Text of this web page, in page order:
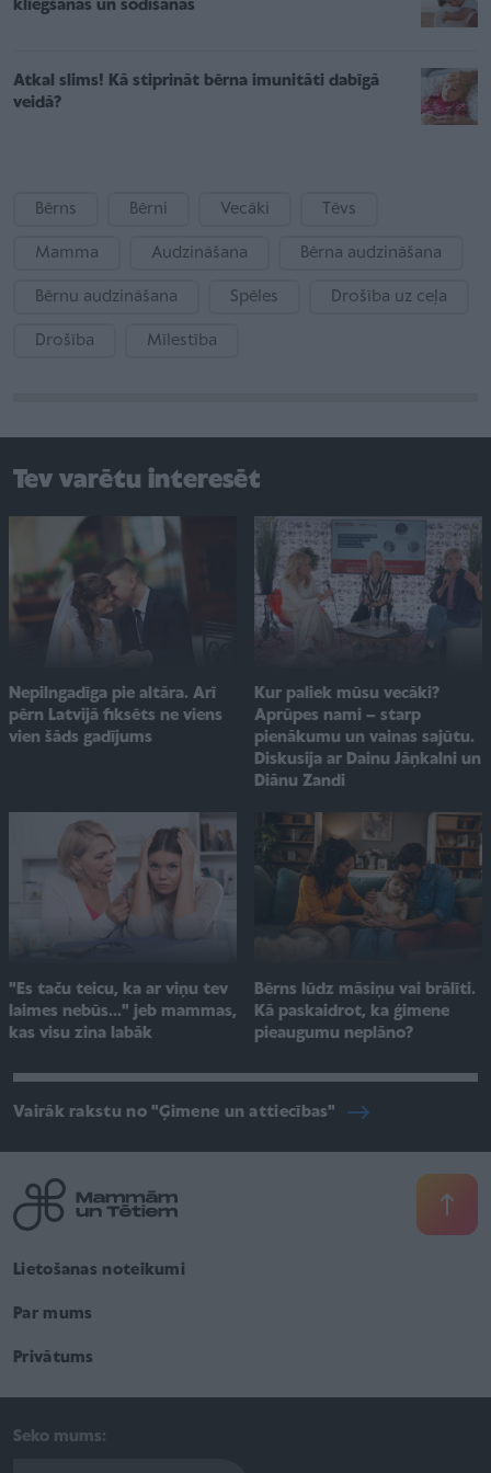
kliegšanas un sodīšanas
Atkal slims! Kā stiprināt bērna imunitāti dabīgā
veidā?
Bērns Bērni Vecāki Tēvs
Mamma Audzināšana Bērna audzināšana
Bērnu audzināšana Spēles Drošība uz ceļa
Drošība Mīlestība
Tev varētu interesēt
Nepilngadīga pie altāra. Arī
pērn Latvijā fiksēts ne viens
vien šāds gadījums
Kur paliek mūsu vecāki?
Aprūpes nami – starp
pienākumu un vainas sajūtu.
Diskusija ar Dainu Jāņkalni un
Diānu Zandi
"Es taču teicu, ka ar viņu tev
laimes nebūs..." jeb mammas,
kas visu zina labāk
Bērns lūdz māsiņu vai brālīti.
Kā paskaidrot, ka ģimene
pieaugumu neplāno?
Vairāk rakstu no "Ģimene un attiecības"
Lietošanas noteikumi
Par mums
Privātums
Seko mums: